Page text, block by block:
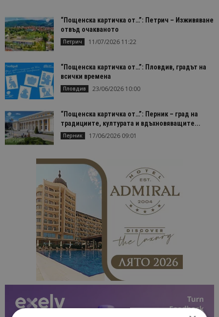
“Пощенска картичка от…”: Петрич – Изживяване
отвъд очакваното
Петрич 11/07/2026 11:22
“Пощенска картичка от…”: Пловдив, градът на
всички времена
Пловдив 23/06/2026 10:00
“Пощенска картичка от…”: Перник – град на
традициите, културата и вдъхновяващите...
Перник 17/06/2026 09:01